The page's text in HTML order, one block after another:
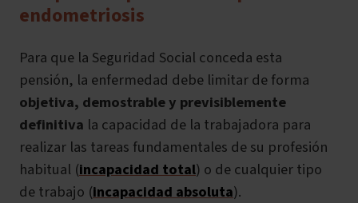
endometriosis
Para que la Seguridad Social conceda esta
pensión, la enfermedad debe limitar de forma
objetiva, demostrable y previsiblemente
definitiva la capacidad de la trabajadora para
realizar las tareas fundamentales de su profesión
habitual (incapacidad total) o de cualquier tipo
de trabajo (incapacidad absoluta).